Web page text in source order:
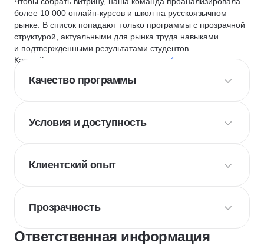
более 10 000 онлайн-курсов и школ на русскоязычном
рынке. В список попадают только программы с прозрачной
структурой, актуальными для рынка труда навыками
и подтвержденными результатами студентов.
Каждый курс и школу мы оцениваем по
4 критериям
Качество программы
Условия и доступность
Клиентский опыт
Прозрачность
Ответственная информация